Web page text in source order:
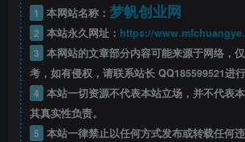
1 本网站名称： 梦帆创业网
2 本站永久网址： https://
3 本网站的文章部分内容可能来源于网络，
考，如有侵权，请联系站长 QQ185599521进
4 本站一切资源不代表本站立场，并不代表
其真实性负责。
5 本站一律禁止以任何方式发布或转载任何